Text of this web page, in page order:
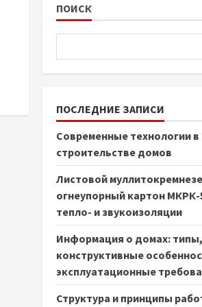
ПОИСК
ПОСЛЕДНИЕ ЗАПИСИ
Современные технологии
строительстве домов
Листовой
огнеупорный картон МКРК-
тепло- и звукоизоляции
Информация о домах: типы,
конструктивные
эксплуатационные
Структура и принципы